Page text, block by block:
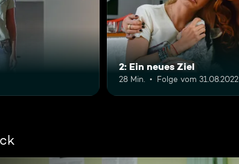
2: Ein neues Ziel
28 Min. Folge vom 31.08.2022